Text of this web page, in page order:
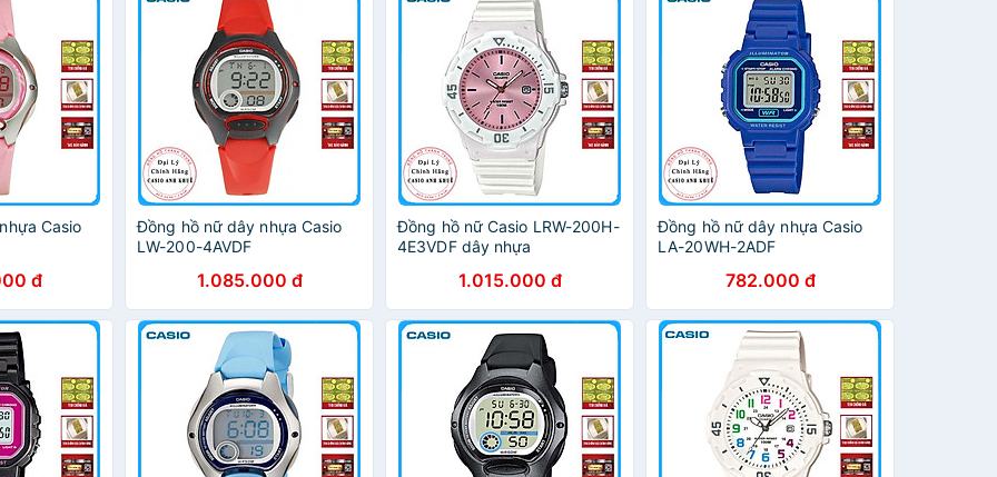
Casio
đ
Đồng hồ nữ dây nhựa Casio
LW-200-4AVDF
1.085.000 đ
Đồng hồ nữ Casio LRW-200H-
4E3VDF dây nhựa
1.015.000 đ
Đồng hồ nữ dây nhựa Casio
LA-20WH-2ADF
782.000 đ